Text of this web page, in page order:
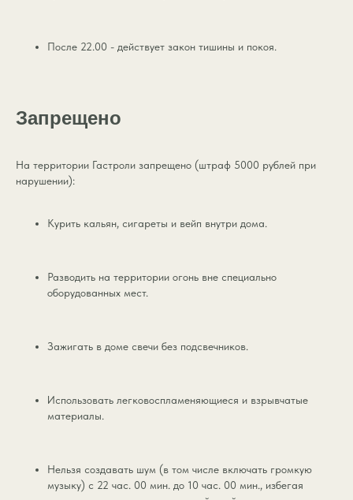
После 22.00 - действует закон тишины и покоя.
Запрещено
На территории Гастроли запрещено (штраф 5000 рублей при
нарушении):
Курить кальян, сигареты и вейп внутри дома.
Разводить на территории огонь вне специально
оборудованных мест.
Зажигать в доме свечи без подсвечников.
Использовать легковоспламеняющиеся и взрывчатые
материалы.
Нельзя создавать шум (в том числе включать громкую
музыку) с 22 час. 00 мин. до 10 час. 00 мин., избегая
КАК ДО НАС
Пермь, пос. Верхняя
+7 908 245 57 57